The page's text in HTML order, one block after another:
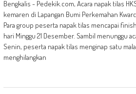
Bengkalis - Pedekik.com, Acara napak tilas
kemaren di Lapangan Bumi Perkemahan
Para group peserta napak tilas mencapai
hari Minggu 21 Desember. Sambil menunggu
Senin, peserta napak tilas menginap satu
menghilangkan